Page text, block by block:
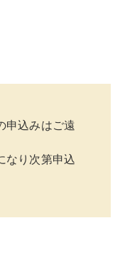
申込みはご遠
なり次第申込